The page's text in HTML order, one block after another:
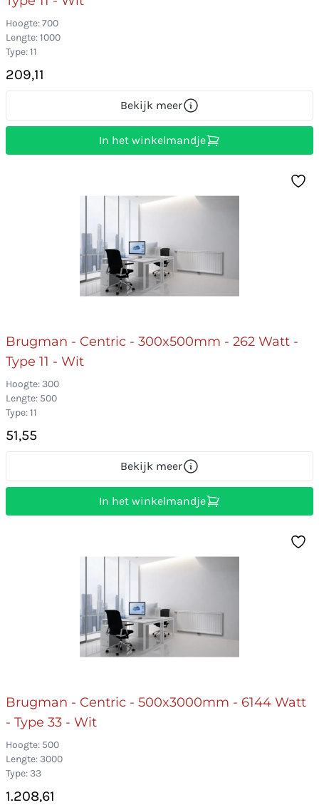
Hoogte: 700
Lengte: 1000
Type: 11
209,11
Bekijk meer
In het winkelmandje
Brugman - Centric - 300x500mm - 262 Watt -
Type 11 - Wit
Hoogte: 300
Lengte: 500
Type: 11
51,55
Bekijk meer
In het winkelmandje
Brugman - Centric - 500x3000mm - 6144 Watt
- Type 33 - Wit
Hoogte: 500
Lengte: 3000
Type: 33
1.208,61